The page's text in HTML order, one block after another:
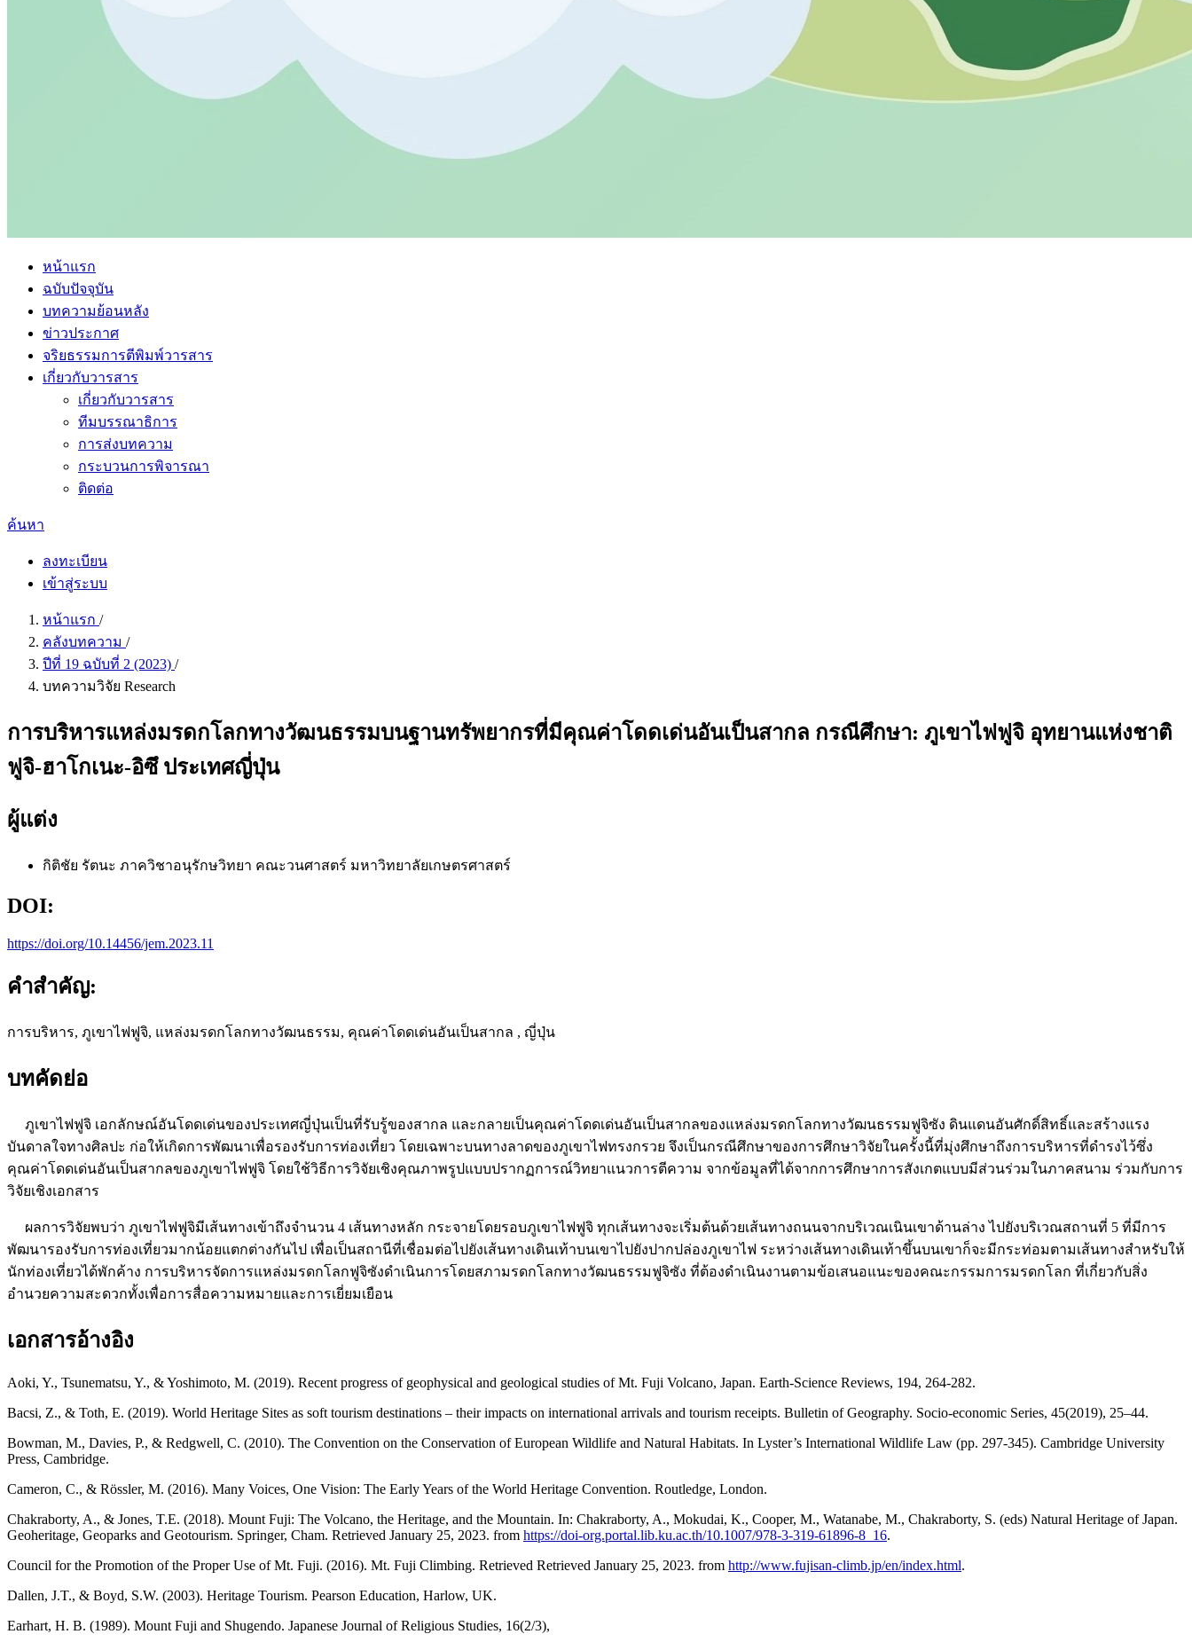
หน้าแรก
ฉบับปัจจุบัน
บทความย้อนหลัง
ข่าวประกาศ
จริยธรรมการตีพิมพ์วารสาร
เกี่ยวกับวารสาร
เกี่ยวกับวารสาร
ทีมบรรณาธิการ
การส่งบทความ
กระบวนการพิจารณา
ติดต่อ
ค้นหา
ลงทะเบียน
เข้าสู่ระบบ
หน้าแรก /
คลังบทความ /
ปีที่ 19 ฉบับที่ 2 (2023) /
บทความวิจัย Research
การบริหารแหล่งมรดกโลกทางวัฒนธรรมบนฐานทรัพยากรที่มีคุณค่าโดดเด่นอันเป็นสากล กรณีศึกษา: ภูเขาไฟฟูจิ อุทยานแห่งชาติ
ฟูจิ-ฮาโกเนะ-อิซึ ประเทศญี่ปุ่น
ผู้แต่ง
กิติชัย รัตนะ ภาควิชาอนุรักษวิทยา คณะวนศาสตร์ มหาวิทยาลัยเกษตรศาสตร์
DOI:
https://doi.org/10.14456/jem.2023.11
คำสำคัญ:
การบริหาร, ภูเขาไฟฟูจิ, แหล่งมรดกโลกทางวัฒนธรรม, คุณค่าโดดเด่นอันเป็นสากล , ญี่ปุ่น
บทคัดย่อ
ภูเขาไฟฟูจิ เอกลักษณ์อันโดดเด่นของประเทศญี่ปุ่นเป็นที่รับรู้ของสากล และกลายเป็นคุณค่าโดดเด่นอันเป็นสากลของแหล่งมรดกโลกทางวัฒนธรรมฟูจิซัง ดินแดนอันศักดิ์สิทธิ์และสร้างแรง
บันดาลใจทางศิลปะ ก่อให้เกิดการพัฒนาเพื่อรองรับการท่องเที่ยว โดยเฉพาะบนทางลาดของภูเขาไฟทรงกรวย จึงเป็นกรณีศึกษาของการศึกษาวิจัยในครั้งนี้ที่มุ่งศึกษาถึงการบริหารที่ดำรงไว้ซึ่ง
คุณค่าโดดเด่นอันเป็นสากลของภูเขาไฟฟูจิ โดยใช้วิธีการวิจัยเชิงคุณภาพรูปแบบปรากฏการณ์วิทยาแนวการตีความ จากข้อมูลที่ได้จากการศึกษาการสังเกตแบบมีส่วนร่วมในภาคสนาม ร่วมกับการ
วิจัยเชิงเอกสาร
ผลการวิจัยพบว่า ภูเขาไฟฟูจิมีเส้นทางเข้าถึงจำนวน 4 เส้นทางหลัก กระจายโดยรอบภูเขาไฟฟูจิ ทุกเส้นทางจะเริ่มต้นด้วยเส้นทางถนนจากบริเวณเนินเขาด้านล่าง ไปยังบริเวณสถานที่ 5 ที่มีการ
พัฒนารองรับการท่องเที่ยวมากน้อยแตกต่างกันไป เพื่อเป็นสถานีที่เชื่อมต่อไปยังเส้นทางเดินเท้าบนเขาไปยังปากปล่องภูเขาไฟ ระหว่างเส้นทางเดินเท้าขึ้นบนเขาก็จะมีกระท่อมตามเส้นทางสำหรับให้
นักท่องเที่ยวได้พักค้าง การบริหารจัดการแหล่งมรดกโลกฟูจิซังดำเนินการโดยสภามรดกโลกทางวัฒนธรรมฟูจิซัง ที่ต้องดำเนินงานตามข้อเสนอแนะของคณะกรรมการมรดกโลก ที่เกี่ยวกับสิ่ง
อำนวยความสะดวกทั้งเพื่อการสื่อความหมายและการเยี่ยมเยือน
เอกสารอ้างอิง
Aoki, Y., Tsunematsu, Y., & Yoshimoto, M. (2019). Recent progress of geophysical and geological studies of Mt. Fuji Volcano, Japan. Earth-Science Reviews, 194, 264-282.
Bacsi, Z., & Toth, E. (2019). World Heritage Sites as soft tourism destinations – their impacts on international arrivals and tourism receipts. Bulletin of Geography. Socio-economic Series, 45(2019), 25–44.
Bowman, M., Davies, P., & Redgwell, C. (2010). The Convention on the Conservation of European Wildlife and Natural Habitats. In Lyster’s International Wildlife Law (pp. 297-345). Cambridge University
Press, Cambridge.
Cameron, C., & Rössler, M. (2016). Many Voices, One Vision: The Early Years of the World Heritage Convention. Routledge, London.
Chakraborty, A., & Jones, T.E. (2018). Mount Fuji: The Volcano, the Heritage, and the Mountain. In: Chakraborty, A., Mokudai, K., Cooper, M., Watanabe, M., Chakraborty, S. (eds) Natural Heritage of Japan.
Geoheritage, Geoparks and Geotourism. Springer, Cham. Retrieved January 25, 2023. from https://doi-org.portal.lib.ku.ac.th/10.1007/978-3-319-61896-8_16.
Council for the Promotion of the Proper Use of Mt. Fuji. (2016). Mt. Fuji Climbing. Retrieved Retrieved January 25, 2023. from http://www.fujisan-climb.jp/en/index.html.
Dallen, J.T., & Boyd, S.W. (2003). Heritage Tourism. Pearson Education, Harlow, UK.
Earhart, H. B. (1989). Mount Fuji and Shugendo. Japanese Journal of Religious Studies, 16(2/3),